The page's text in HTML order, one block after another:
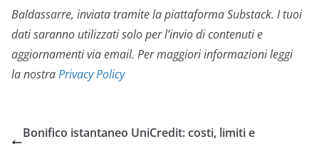
Baldassarre, inviata tramite la piattaforma Substack. I tuoi
dati saranno utilizzati solo per l’invio di contenuti e
aggiornamenti via email. Per maggiori informazioni leggi
la nostraPrivacy Policy
Bonifico istantaneo UniCredit: costi, limiti e